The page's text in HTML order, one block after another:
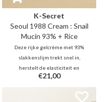
K-Secret
Seoul 1988 Cream : Snail
Mucin 93% + Rice
Deze rijke gelcrème met 93%
slakkenslijm trekt snel in,
herstelt de elasticiteit en
verbetert het volume. Samen met
rijstextract kalmeert en
verheldert het de teint, terwijl
€21,00